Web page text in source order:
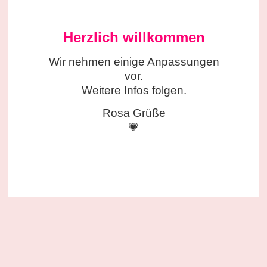
Herzlich willkommen
Wir nehmen einige Anpassungen
vor.
Weitere Infos folgen.
Rosa Grüße
💗